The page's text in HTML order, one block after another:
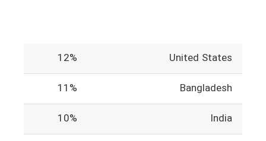
United States
12%
Bangladesh
11%
India
10%